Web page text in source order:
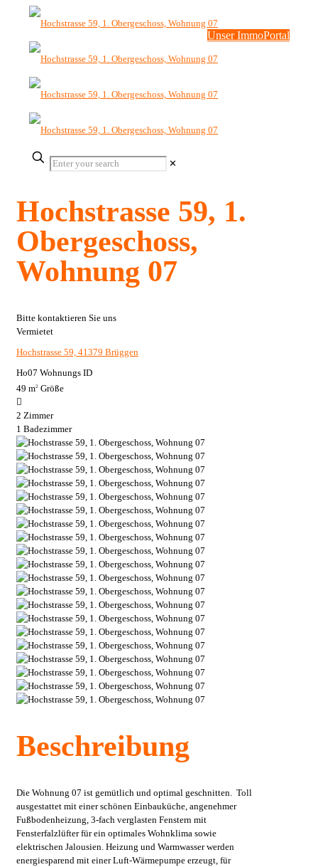
Unser ImmoPortal
✕
Hochstrasse 59, 1.
Obergeschoss,
Wohnung 07
Bitte kontaktieren Sie uns
Vermietet
Hochstrasse 59, 41379 Brüggen
Ho07 Wohnungs ID
49 m2 Größe
2 Zimmer
1 Badezimmer
Beschreibung
Die Wohnung 07 ist gemütlich und optimal geschnitten. Toll
ausgestattet mit einer schönen Einbauküche, angenehmer
Fußbodenheizung, 3-fach verglasten Fenstern mit
Fensterfalzlüfter für ein optimales Wohnklima sowie
elektrischen Jalousien. Heizung und Warmwasser werden
energiesparend mit einer Luft-Wärmepumpe erzeugt, für